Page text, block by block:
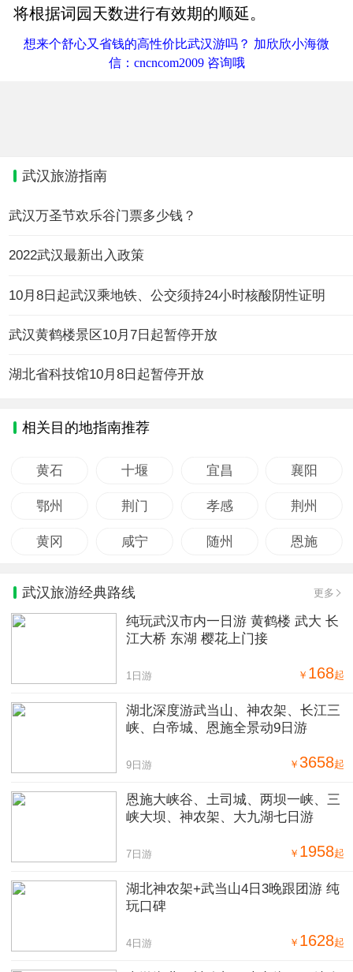
将根据词园天数进行有效期的顺延。
想来个舒心又省钱的高性价比武汉游吗？ 加欣欣小海微
信：cncncom2009 咨询哦
武汉旅游指南
武汉万圣节欢乐谷门票多少钱？
2022武汉最新出入政策
10月8日起武汉乘地铁、公交须持24小时核酸阴性证明
武汉黄鹤楼景区10月7日起暂停开放
湖北省科技馆10月8日起暂停开放
相关目的地指南推荐
黄石 十堰 宜昌 襄阳
鄂州 荆门 孝感 荆州
黄冈 咸宁 随州 恩施
武汉旅游经典路线 更多
纯玩武汉市内一日游 黄鹤楼 武大 长
江大桥 东湖 樱花上门接
￥ 168起
1日游
湖北深度游武当山、神农架、长江三
峡、白帝城、恩施全景动9日游
￥ 3658起
9日游
恩施大峡谷、土司城、两坝一峡、三
峡大坝、神农架、大九湖七日游
￥ 1958起
7日游
湖北神农架+武当山4日3晚跟团游 纯
玩口碑
￥ 1628起
4日游